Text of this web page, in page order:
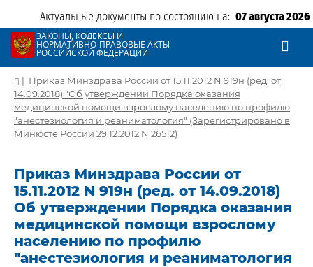
Актуальные документы по состоянию на: 07 августа 2026
ЗАКОНЫ, КОДЕКСЫ И
НОРМАТИВНО-ПРАВОВЫЕ АКТЫ
РОССИЙСКОЙ ФЕДЕРАЦИИ
| Приказ Минздрава России от 15.11.2012 N 919н (ред. от
14.09.2018) "Об утверждении Порядка оказания
медицинской помощи взрослому населению по профилю
"анестезиология и реаниматология" (Зарегистрировано в
Минюсте России 29.12.2012 N 26512)
Приказ Минздрава России от
15.11.2012 N 919н (ред. от 14.09.2018)
Об утверждении Порядка оказания
медицинской помощи взрослому
населению по профилю
"анестезиология и реаниматология